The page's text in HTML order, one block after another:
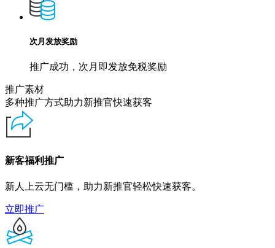
次月发放奖励
推广成功，次月即发放免税奖励
推广素材
多种推广方式助力新推官快速获客
新客福利推广
新人上云无门槛，助力新推官轻松快速获客。
立即推广